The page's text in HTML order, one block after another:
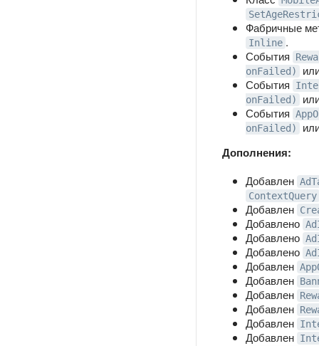
Фабричные
Inline .
События
onFailed)
События
onFailed)
События
onFailed)
Дополнения:
Добавлен
ContextQuery
Добавлен
Добавлено
Добавлено
Добавлено
Добавлен
Добавлен
Добавлен
Добавлен
Добавлен
Добавлен